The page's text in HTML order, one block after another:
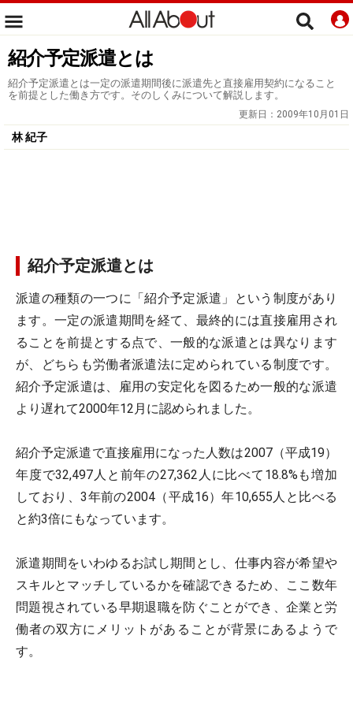
紹介予定派遣とは
紹介予定派遣とは一定の派遣期間後に派遣先と直接雇用契約になること
を前提とした働き方です。そのしくみについて解説します。
更新日： 2009年10月01日
林 紀子
紹介予定派遣とは
派遣の種類の一つに「紹介予定派遣」という制度があり
ます。一定の派遣期間を経て、最終的には直接雇用され
ることを前提とする点で、一般的な派遣とは異なります
が、どちらも労働者派遣法に定められている制度です。
紹介予定派遣は、雇用の安定化を図るため一般的な派遣
より遅れて2000年12月に認められました。
紹介予定派遣で直接雇用になった人数は2007（平成19）
年度で32,497人と前年の27,362人に比べて18.8%も増加
しており、3年前の2004（平成16）年10,655人と比べる
と約3倍にもなっています。
派遣期間をいわゆるお試し期間とし、仕事内容が希望や
スキルとマッチしているかを確認できるため、ここ数年
問題視されている早期退職を防ぐことができ、企業と労
働者の双方にメリットがあることが背景にあるようで
す。